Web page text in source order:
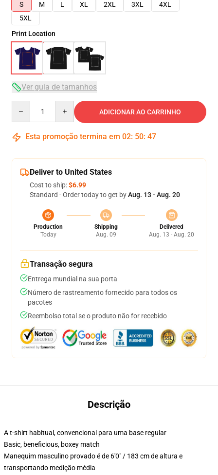
S
M L XL 2XL 3XL
4XL
5XL
Print Location
Ver guia de tamanhos
ADICIONAR AO CARRINHO
Esta promoção termina em 02: 50: 46
Deliver to United States
Cost to ship:$6.99
Standard - Order today to get byAug. 13 - Aug. 20
Production
Today
Shipping
Aug. 09
Delivered
Aug. 13 - Aug. 20
Transação segura
Entrega mundial na sua porta
Número de rastreamento fornecido para todos os
pacotes
Reembolso total se o produto não for recebido
Descrição
A t-shirt habitual, convencional para uma base regular
Basic, beneficious, boxey match
Manequim masculino provado é de 6'0" / 183 cm de altura e
transportando medição média